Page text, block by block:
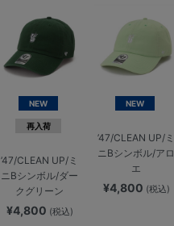
NEW
再入荷
’47/CLEAN UP/ミ
ニBシンボル/ダー
クグリーン
¥4,800 (税込)
NEW
’47/CLEAN UP/ミ
ニBシンボル/アロ
エ
¥4,800 (税込)